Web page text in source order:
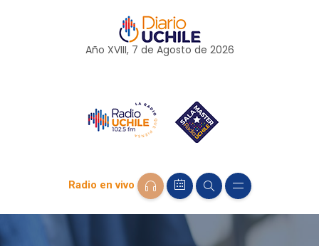
Año XVIII, 7 de Agosto de 2026
Radio en vivo